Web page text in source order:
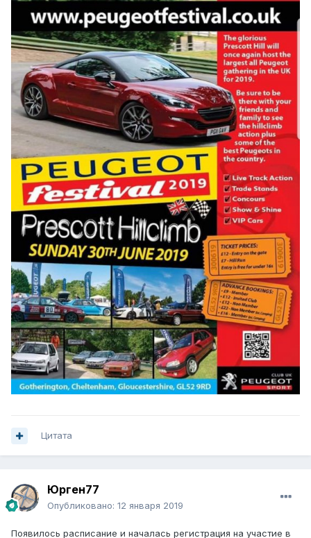
Цитата
Юрген77
Опубликовано: 12 января 2019
Появилось расписание и началась регистрация на участие в